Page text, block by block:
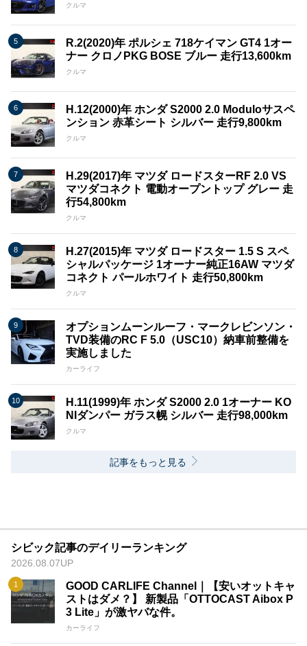
クルマ
R.2(2020)年 ポルシェ 718ケイマン GT4 1オー
ナー クロノPKG BOSE ブルー 走行13,600km
クルマ
H.12(2000)年 ホンダ S2000 2.0 Moduloサスペ
ンション 赤革シート シルバー 走行9,800km
クルマ
H.29(2017)年 マツダ ロードスターRF 2.0 VS
マツダコネクト 電動オープントップ グレー 走
行54,800km
クルマ
H.27(2015)年 マツダ ロードスター 1.5 S スペ
シャルパッケージ 1オーナー純正16AW マツダ
コネクト パールホワイト 走行50,800km
クルマ
オプションムーンルーフ・マークレビンソン・
TVD装備のRC F 5.0（USC10）納車前整備を
実施しました
カーライフ
H.11(1999)年 ホンダ S2000 2.0 1オーナー KO
NIダンパー ガラス幌 シルバー 走行98,000km
クルマ
記事をもっと見る
シビック記事のデイリーランキング
2026.08.07UP
GOOD CARLIFE Channel｜【安いオットキャ
ストはダメ？】 新製品「OTTOCAST Aibox P
3 Lite」が激ヤバな件。
カーライフ